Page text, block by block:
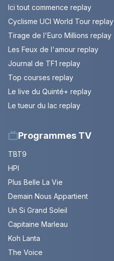
Ici tout commence replay
Cyclisme UCI World Tour replay
Tirage de l'Euro Millions replay
Les Feux de l'amour replay
Journal de TF1 replay
Top courses replay
Le live du Quinté+ replay
Le tueur du lac replay
Programmes TV
TBT9
HPI
Plus Belle La Vie
Demain Nous Appartient
Un Si Grand Soleil
Capitaine Marleau
Koh Lanta
The Voice